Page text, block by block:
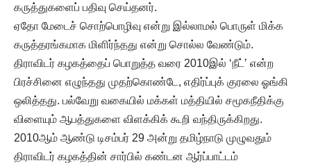
கருத்துகளைப் பதிவு செய்தனர்.
ஏதோ மேடைச் சொற்பொழிவு என்று இல்லாமல் பொருள் மிக்க
கருத்தரங்கமாக மிளிர்ந்தது என்று சொல்ல வேண்டும்.
திராவிடர் கழகத்தைப் பொறுத்த வரை 2010இல் ‘நீட்’ என்ற
பிரச்சினை எழுந்தது முதற்கொண்டே, எதிர்ப்புக் குரலை ஓங்கி
ஒலித்தது. பல்வேறு வகையில் மக்கள் மத்தியில் சமூகநீதிக்கு
விளையும் ஆபத்துகளை விளக்கிக் கூறி வந்திருக்கிறது.
2010ஆம் ஆண்டு டிசம்பர் 29 அன்று தமிழ்நாடு முழுவதும்
திராவிடர் கழகத்தின் சார்பில் கண்டன ஆர்ப்பாட்டம்